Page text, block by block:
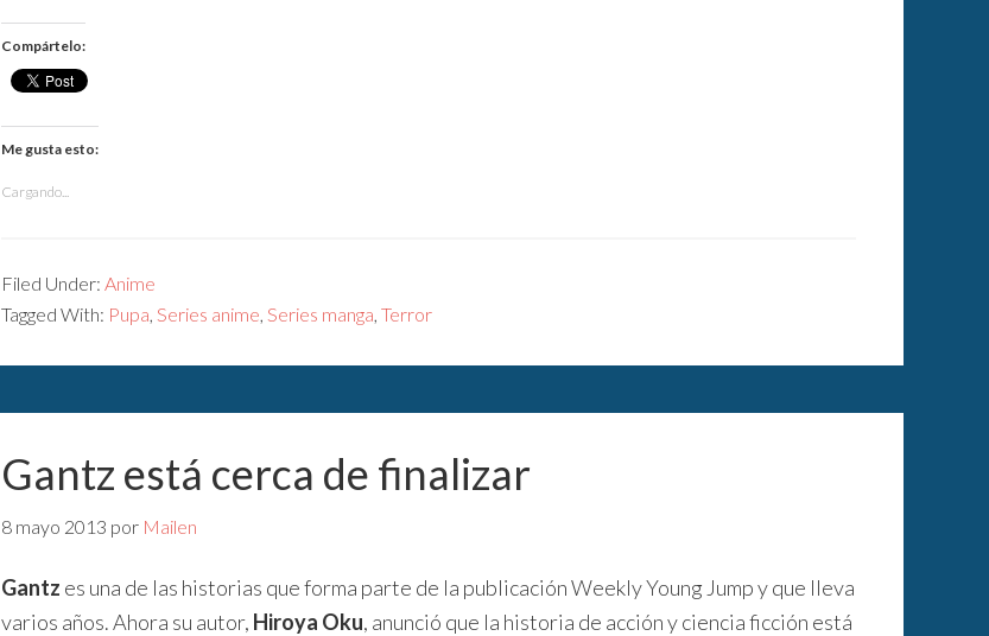
Compártelo:
Me gusta esto:
Cargando...
Filed Under: Anime
Tagged With: Pupa, Series anime, Series manga, Terror
Gantz está cerca de finalizar
8 mayo 2013 por Mailen
Gantz es una de las historias que forma parte de la publicación Weekly Young Jump y que lleva
varios años. Ahora su autor, Hiroya Oku, anunció que la historia de acción y ciencia ficción está